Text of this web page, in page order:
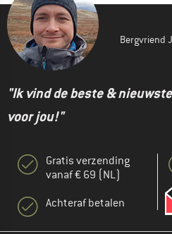
Bergvriend
"Ik vind de beste &
voor jou!"
Gratis verzending
vanaf € 69 (NL)
Achteraf betalen